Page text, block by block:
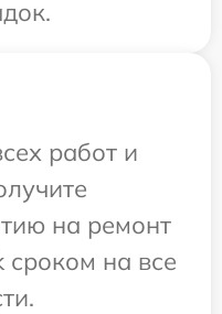
работ и
на ремонт
сроком на все